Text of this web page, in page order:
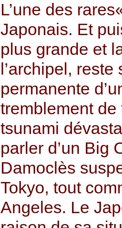
L’une des
Japonais. Et
plus grande et
l’archipel,
permanente
tremblement de
tsunami
parler d’un Big
Damoclès
Tokyo, tout
Angeles. Le